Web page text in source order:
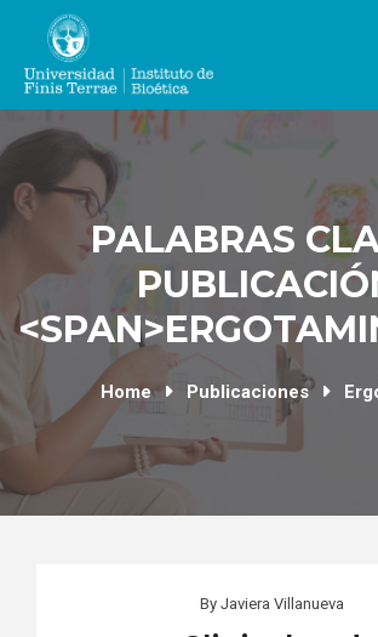
content
PALABRAS
Home Publicaciones
By Javiera Villanueva